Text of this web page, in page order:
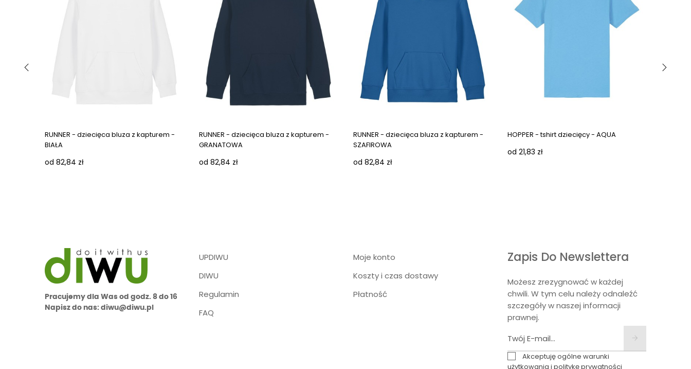
Next images
RUNNER - dziecięca bluza z kapturem -
BIAŁA
od 82,84 zł
RUNNER - dziecięca bluza z kapturem -
GRANATOWA
od 82,84 zł
RUNNER - dziecięca bluza z kapturem -
SZAFIROWA
od 82,84 zł
HOPPER - tshirt dziecięcy - AQUA
od 21,83 zł
Pracujemy dla Was od godz. 8 do 16
Napisz do nas: diwu@diwu.pl
UPDIWU
DIWU
Regulamin
FAQ
Moje konto
Koszty i czas dostawy
Płatność
Zapis Do Newslettera
Możesz zrezygnować w każdej
chwili. W tym celu należy odnaleźć
szczegóły w naszej informacji
prawnej.
Akceptuję ogólne warunki
użytkowania i politykę prywatności